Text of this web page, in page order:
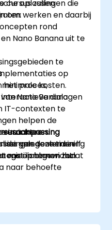
oplossingen die
werken en daarbij
cursus zullen
om:
rond
Nano Banana uit te
te
op
kosten.
Nano Banana
IT-contexten te
inzichten
te nemen
binnen hun
het proces,
dialogen
helpen de
de gelegenheid zelf
met lichtgewicht
van deze training
ons opnemen zodat
naar behoefte